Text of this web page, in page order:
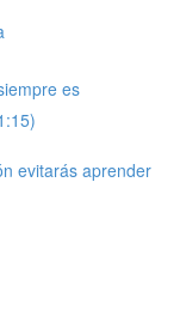
es
evitarás aprender